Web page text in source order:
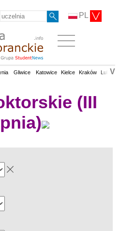
PL
Gliwice Katowice Kielce Kraków Lublin
V
(III